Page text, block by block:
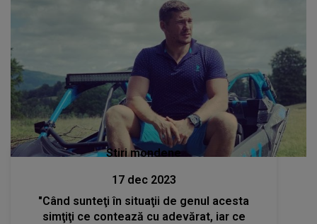
Stiri mondene
17 dec 2023
"Când sunteţi în situaţii de genul acesta
simţiţi ce contează cu adevărat, iar ce